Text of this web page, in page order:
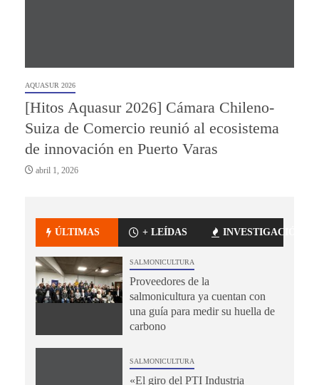
AQUASUR 2026
[Hitos Aquasur 2026] Cámara Chileno-
Suiza de Comercio reunió al ecosistema
de innovación en Puerto Varas
abril 1, 2026
ÚLTIMAS + LEÍDAS INVESTIGACIÓN
SALMONICULTURA
Proveedores de la
salmonicultura ya cuentan con
una guía para medir su huella de
carbono
SALMONICULTURA
«El giro del PTI Industria